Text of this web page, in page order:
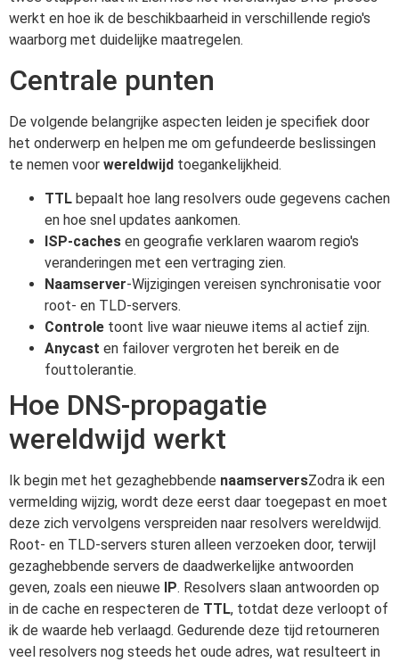
werkt en hoe ik de beschikbaarheid in verschillende regio's
waarborg met duidelijke maatregelen.
Centrale punten
De volgende belangrijke aspecten leiden je specifiek door
het onderwerp en helpen me om gefundeerde beslissingen
te nemen voor wereldwijd toegankelijkheid.
TTL bepaalt hoe lang resolvers oude gegevens cachen
en hoe snel updates aankomen.
ISP-caches en geografie verklaren waarom regio's
veranderingen met een vertraging zien.
Naamserver-Wijzigingen vereisen synchronisatie voor
root- en TLD-servers.
Controle toont live waar nieuwe items al actief zijn.
Anycast en failover vergroten het bereik en de
fouttolerantie.
Hoe DNS-propagatie
wereldwijd werkt
Ik begin met het gezaghebbende naamserversZodra ik een
vermelding wijzig, wordt deze eerst daar toegepast en moet
deze zich vervolgens verspreiden naar resolvers wereldwijd.
Root- en TLD-servers sturen alleen verzoeken door, terwijl
gezaghebbende servers de daadwerkelijke antwoorden
geven, zoals een nieuwe
IP. Resolvers slaan antwoorden op
in de cache en respecteren de TTL, totdat deze verloopt of
ik de waarde heb verlaagd. Gedurende deze tijd retourneren
veel resolvers nog steeds het oude adres, wat resulteert in